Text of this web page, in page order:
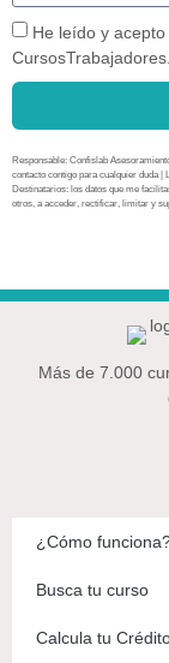
He leído y acepto
Responsable: Confislab
contacto contigo para cualquier duda |
Destinatarios: los datos que me
otros, a acceder, rectificar, limitar y
Más de 7.000
¿Cómo
Busca tu curso
Calcula tu